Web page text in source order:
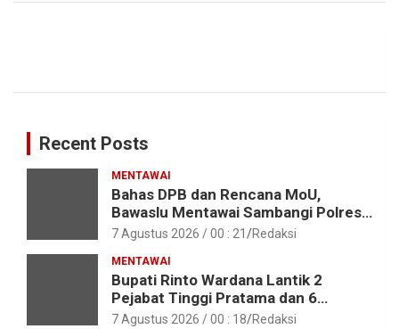
Recent Posts
MENTAWAI
Bahas DPB dan Rencana MoU,
Bawaslu Mentawai Sambangi Polres
Mentawai
7 Agustus 2026 / 00 : 21 Redaksi
MENTAWAI
Bupati Rinto Wardana Lantik 2
Pejabat Tinggi Pratama dan 6
Pejabat Fungsional di Lingkungan
7 Agustus 2026 / 00 : 18 Redaksi